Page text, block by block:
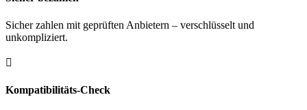
Sicher zahlen mit geprüften Anbietern – verschlüsselt und
unkompliziert.

Kompatibilitäts-Check